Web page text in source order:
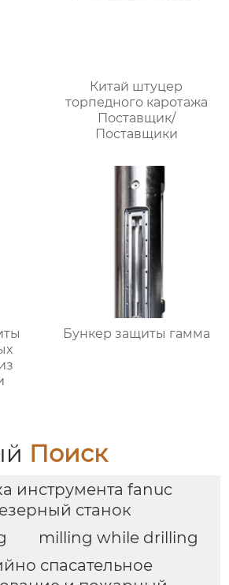
Китай штуцер
торпедного каротажа
Поставщик/
Поставщики
Бункер защиты гамма
Поиск
инструмента fanuc
станок
milling while drilling
спасательное